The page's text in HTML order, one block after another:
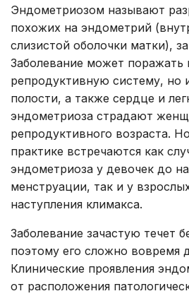
Эндометриозом называют
похожих на эндометрий
слизистой оболочки матки),
Заболевание может поражать
репродуктивную систему,
полости, а также сердце и
эндометриоза страдают
репродуктивного возраста.
практике встречаются как
эндометриоза у девочек до
менструации, так и у
наступления климакса.
Заболевание зачастую течет
поэтому его сложно вовремя
Клинические проявления
от расположения